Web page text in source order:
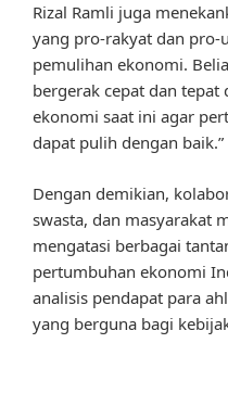
Rizal Ramli juga
yang pro-rakyat dan pro-
pemulihan ekonomi.
bergerak cepat dan
ekonomi saat ini agar
dapat pulih dengan baik.”
Dengan demikian,
swasta, dan masyarakat
mengatasi berbagai
pertumbuhan ekonomi
analisis pendapat para
yang berguna bagi